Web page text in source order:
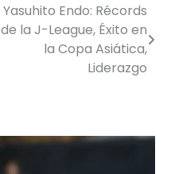
Yasuhito Endo: Récords
de la J-League, Éxito en
la Copa Asiática,
Liderazgo